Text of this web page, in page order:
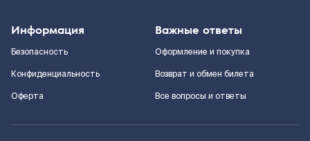
Информация
Безопасность
Конфиденциальность
Оферта
Важные ответы
Оформление и покупка
Возврат и обмен билета
Все вопросы и ответы